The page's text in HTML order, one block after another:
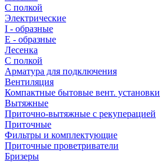
С полкой
Электрические
I - образные
E - образные
Лесенка
С полкой
Арматура для подключения
Вентиляция
Компактные бытовые вент. установки
Вытяжные
Приточно-вытяжные с рекуперацией
Приточные
Фильтры и комплектующие
Приточные проветриватели
Бризеры